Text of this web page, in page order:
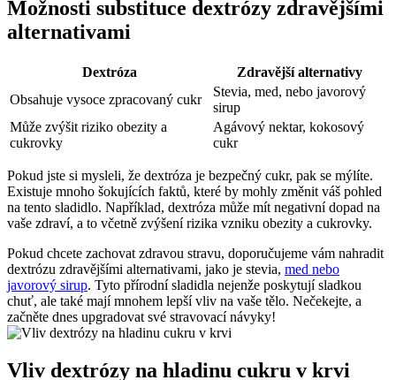
Možnosti substituce dextrózy zdravějšími
alternativami
Dextróza
Zdravější alternativy
Obsahuje vysoce zpracovaný cukr
Stevia, med, nebo javorový
sirup
Může zvýšit riziko obezity a
cukrovky
Agávový nektar, kokosový
cukr
Pokud jste si mysleli, že dextróza je bezpečný cukr, pak se mýlíte.
Existuje mnoho šokujících faktů, které by mohly změnit váš pohled
na tento sladidlo. Například, dextróza může mít negativní dopad na
vaše zdraví, a to včetně zvýšení rizika vzniku obezity a cukrovky.
Pokud chcete zachovat zdravou stravu, doporučujeme vám nahradit
dextrózu zdravějšími alternativami, jako je stevia, med nebo
javorový sirup. Tyto přírodní sladidla nejenže poskytují sladkou
chuť, ale také mají mnohem lepší vliv na vaše tělo. Nečekejte, a
začněte dnes upgradovat své stravovací návyky!
Vliv dextrózy na hladinu cukru v krvi